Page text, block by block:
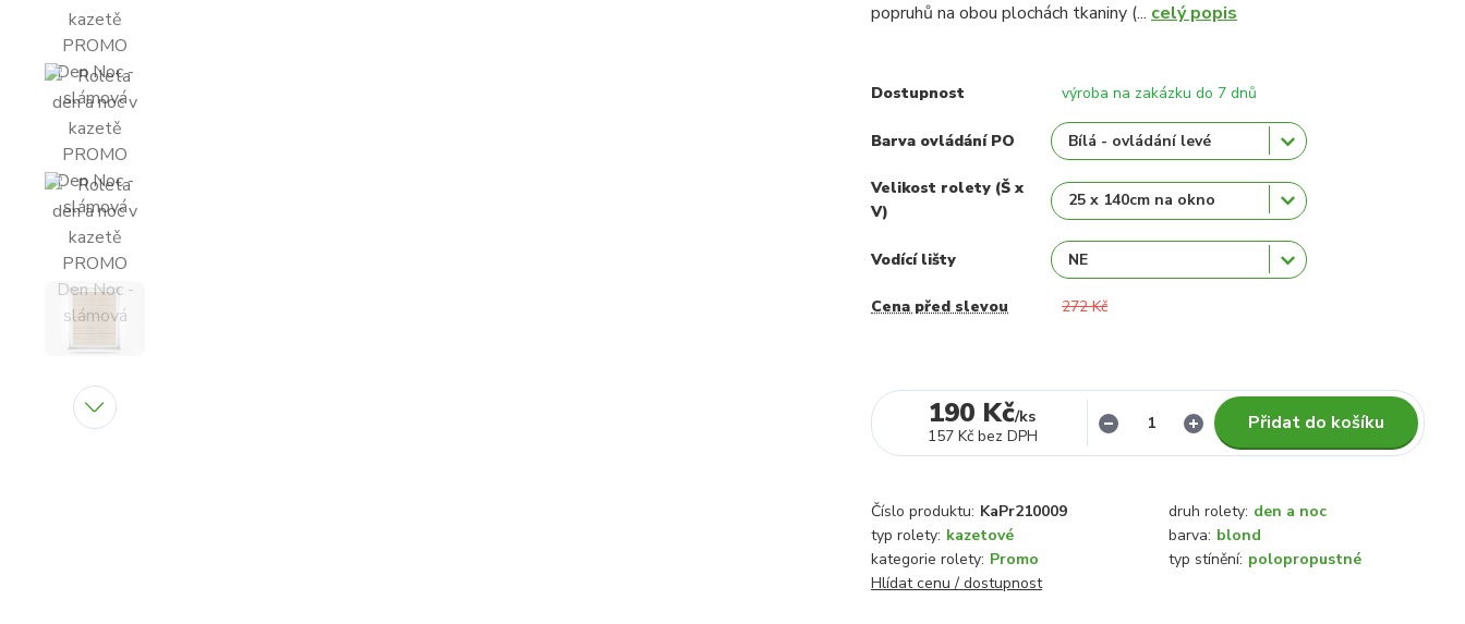
popruhů na obou plochách tkaniny (... celý popis
Dostupnost výroba na zakázku do 7 dnů
Barva ovládání PO
Velikost rolety (Š x
V)
Vodící lišty
Cena před slevou 272 Kč
190 Kč/ks
157 Kč bez DPH
Přidat do košíku
Číslo produktu: KaPr210009 druh rolety: den a noc
typ rolety: kazetové barva: blond
kategorie rolety: Promo typ stínění: polopropustné
Hlídat cenu / dostupnost